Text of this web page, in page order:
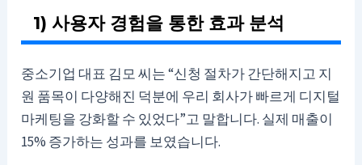
1) 사용자 경험을 통한 효과 분석
중소기업 대표 김모 씨는 “신청 절차가 간단해지고 지
원 품목이 다양해진 덕분에 우리 회사가 빠르게 디지털
마케팅을 강화할 수 있었다”고 말합니다. 실제 매출이
15% 증가하는 성과를 보였습니다.